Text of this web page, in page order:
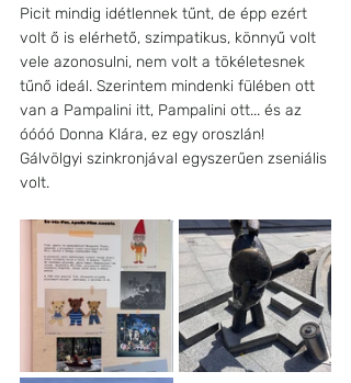
Picit mindig idétlennek tűnt, de épp ezért
volt ő is elérhető, szimpatikus, könnyű volt
vele azonosulni, nem volt a tökéletesnek
tűnő ideál. Szerintem mindenki fülében ott
van a Pampalini itt, Pampalini ott... és az
óóóó Donna Klára, ez egy oroszlán!
Gálvölgyi szinkronjával egyszerűen zseniális
volt.